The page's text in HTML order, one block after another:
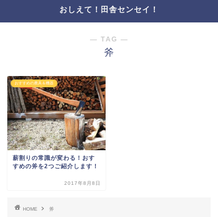
おしえて！田舎センセイ！
― TAG ―
斧
おすすめの農具＆機器
薪割りの常識が変わる！おす
すめの斧を2つご紹介します！
2017年8月8日
HOME 斧